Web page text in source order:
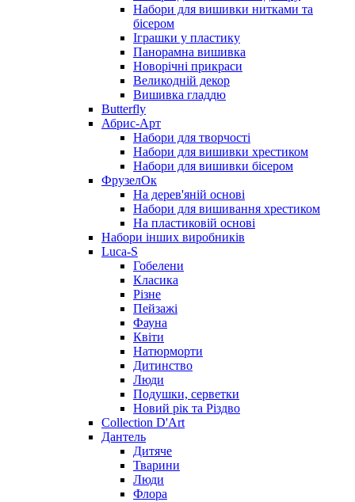
Набори для вишивки нитками та
бісером
Іграшки у пластику
Панорамна вишивка
Новорічні прикраси
Великодній декор
Вишивка гладдю
Butterfly
Абрис-Арт
Набори для творчості
Набори для вишивки хрестиком
Набори для вишивки бісером
ФрузелОк
На дерев'яній основі
Набори для вишивання хрестиком
На пластиковій основі
Набори інших виробників
Luca-S
Гобелени
Класика
Різне
Пейзажі
Фауна
Квіти
Натюрморти
Дитинство
Люди
Подушки, серветки
Новий рік та Різдво
Collection D'Art
Дантель
Дитяче
Тварини
Люди
Флора